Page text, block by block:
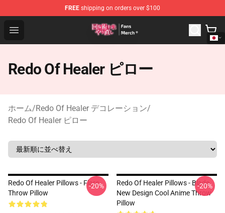
FREE shipping on orders over $100
Open menu
Redo Of Healer Store - Official Redo Of Healer
Redo Of Healer ピロー
ホーム/Redo Of Healer デコレーション/
Redo Of Healer ピロー
Redo Of Healer Pillows - Flare
Throw Pillow
-20%
Redo Of Healer Pillows - Blade
New Design Cool Anime Throw
Pillow
-20%